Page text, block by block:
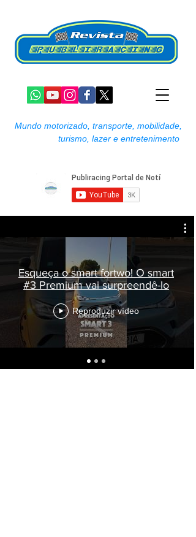
Mundo motorizado, transporte, mobilidade,
turismo, lazer e entretenimento
Esqueça o smart fortwo! O smart
#3 Premium vai surpreendê-lo
Reproduzir vídeo